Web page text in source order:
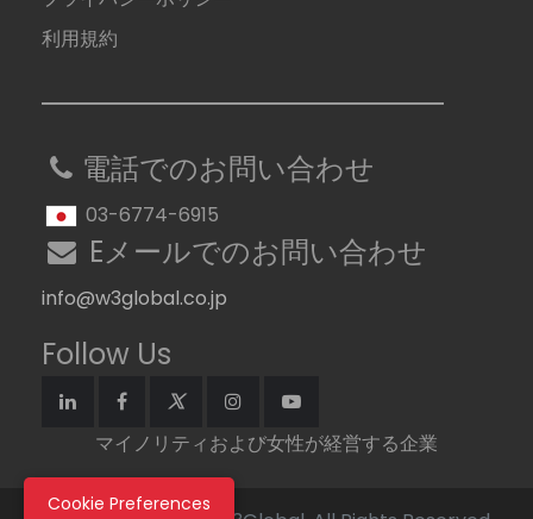
利用規約
電話でのお問い合わせ
03-6774-6915
Eメールでのお問い合わせ
info@w3global.co.jp
Follow Us
マイノリティおよび女性が経営する企業
Cookie Preferences